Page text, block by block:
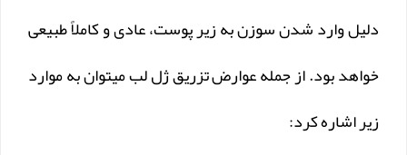
دلیل وارد شدن سوزن به زیر پوست، عادی و کاملاً طبیعی
خواهد بود. از جمله عوارض تزریق ژل لب میتوان به موارد
زیر اشاره کرد: